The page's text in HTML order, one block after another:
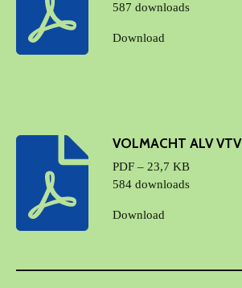
587 downloads
Download
VOLMACHT ALV VTV
PDF – 23,7 KB
584 downloads
Download